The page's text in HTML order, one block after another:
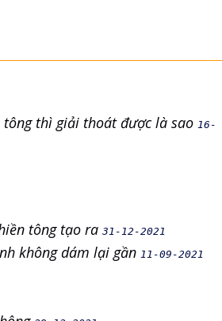
thì giải thoát được là sao 16-
tông tạo ra 31-12-2021
không dám lại gần 11-09-2021